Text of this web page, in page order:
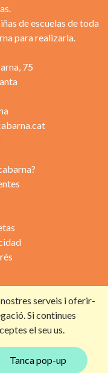
serveis i oferir-
Si continues
el seu us.
Tanca pop-up
de escuelas de toda
para realizarla.
75